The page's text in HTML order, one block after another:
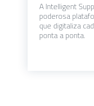
A Intelligent
poderosa
que digitaliza
ponta a ponta.